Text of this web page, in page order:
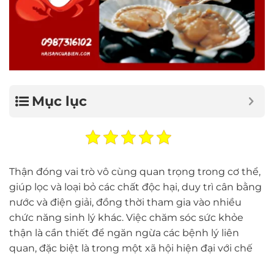
Mục lục
Thận đóng vai trò vô cùng quan trọng trong cơ thể,
giúp lọc và loại bỏ các chất độc hại, duy trì cân bằng
nước và điện giải, đồng thời tham gia vào nhiều
chức năng sinh lý khác. Việc chăm sóc sức khỏe
thận là cần thiết để ngăn ngừa các bệnh lý liên
quan, đặc biệt là trong một xã hội hiện đại với chế